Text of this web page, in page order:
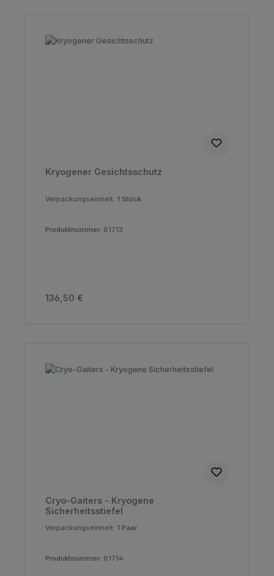
Kryogener Gesichtsschutz
Verpackungseinheit: 1 Stück
Produktnummer: 81713
Regulärer Preis:
136,50 €
Cryo-Gaiters - Kryogene
Sicherheitsstiefel
Verpackungseinheit: 1 Paar
Produktnummer: 81714